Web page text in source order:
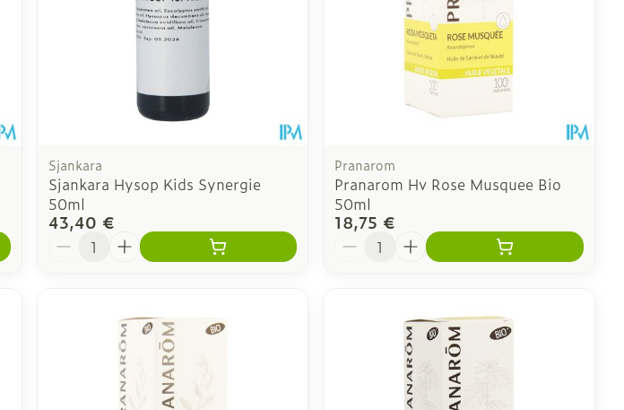
Sjankara
Sjankara Hysop Kids Synergie
50ml
43,40 €
Quantité
Pranarom
Pranarom Hv Rose Musquee Bio
50ml
18,75 €
Quantité